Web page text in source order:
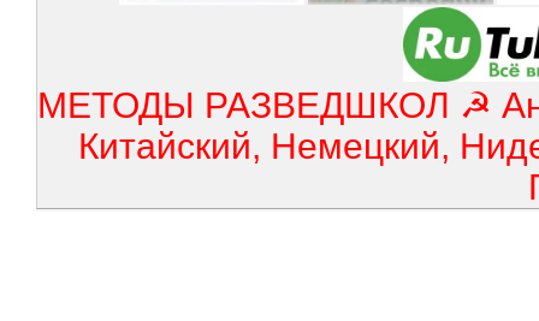
МЕТОДЫ РАЗВЕДШКОЛ ☭
Китайский, Немецкий,